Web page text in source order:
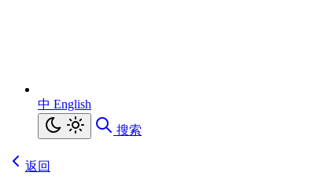
中 English
搜索
返回